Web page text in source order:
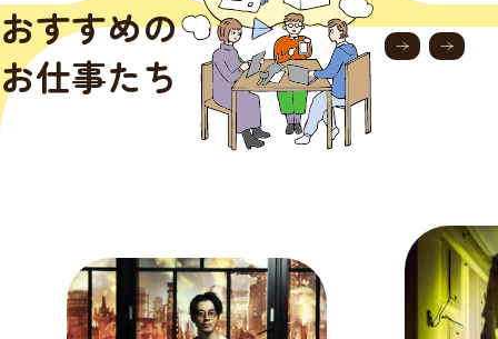
おすすめの
お仕事たち